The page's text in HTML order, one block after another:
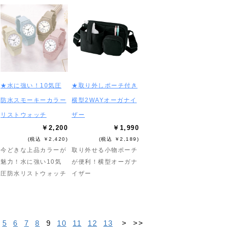
★水に強い！10気圧
防水スモーキーカラー
リストウォッチ
￥2,200
(税込 ￥2,420)
今どきな上品カラーが
魅力！水に強い10気
圧防水リストウォッチ
★取り外しポーチ付き
横型2WAYオーガナイ
ザー
￥1,990
(税込 ￥2,189)
取り外せる小物ポーチ
が便利！横型オーガナ
イザー
5 6 7 8 9 10 11 12 13 > >>